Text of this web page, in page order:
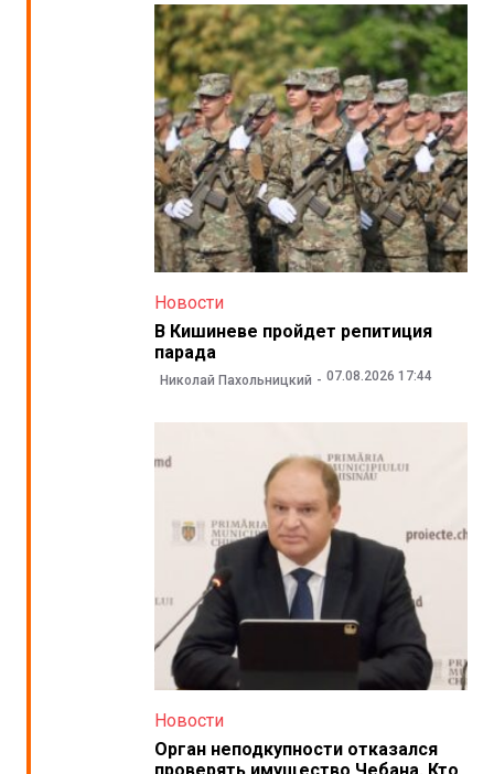
Новости
В Кишиневе пройдет репитиция
парада
Николай Пахольницкий 07.08.2026 17:44
Новости
Орган неподкупности отказался